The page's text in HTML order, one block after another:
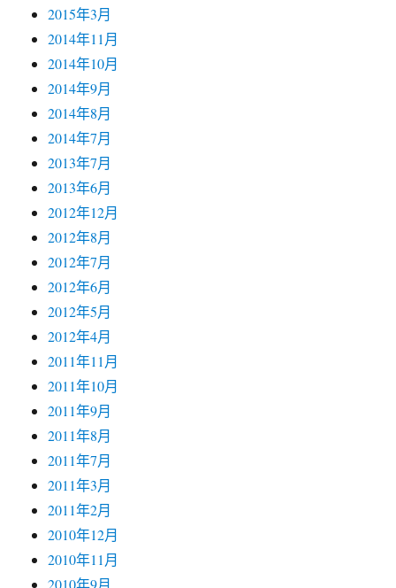
2015年3月
2014年11月
2014年10月
2014年9月
2014年8月
2014年7月
2013年7月
2013年6月
2012年12月
2012年8月
2012年7月
2012年6月
2012年5月
2012年4月
2011年11月
2011年10月
2011年9月
2011年8月
2011年7月
2011年3月
2011年2月
2010年12月
2010年11月
2010年9月